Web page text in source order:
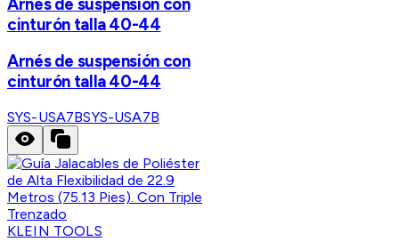
cinturón talla 40-44
Arnés de suspensión con
cinturón talla 40-44
SYS-USA7BSYS-USA7B
KLEIN TOOLS